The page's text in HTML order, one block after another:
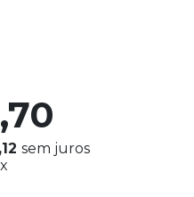
sem juros